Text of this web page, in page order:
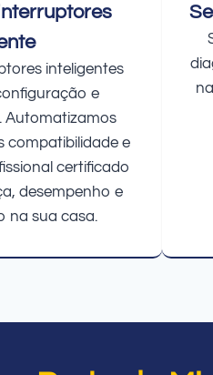
inteligentes
e
Automatizamos
compatibilidade e
certificado
desempenho e
na sua casa.